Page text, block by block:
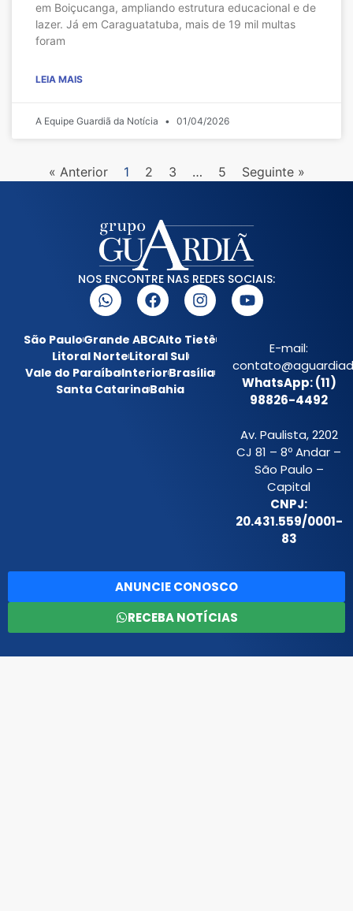
em Boiçucanga, ampliando estrutura educacional e de
lazer. Já em Caraguatatuba, mais de 19 mil multas
foram
LEIA MAIS
A Equipe Guardiã da Notícia 01/04/2026
« Anterior 1 2 3 … 5 Seguinte »
NOS ENCONTRE NAS REDES SOCIAIS:
São PauloGrande ABCAlto Tietê
Litoral NorteLitoral Sul
Vale do ParaíbaInteriorBrasília
Santa CatarinaBahia
E-mail:
WhatsApp: (11)
98826-4492
Av. Paulista, 2202
CJ 81 – 8º Andar –
São Paulo –
Capital
CNPJ:
20.431.559/0001-
83
ANUNCIE CONOSCO
RECEBA NOTÍCIAS